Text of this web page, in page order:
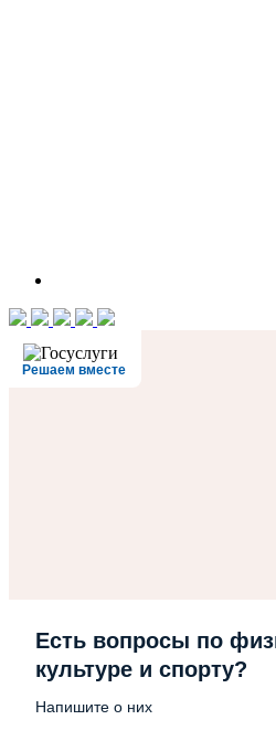
Решаем вместе
Есть вопросы по
культуре и спорту?
Напишите о них